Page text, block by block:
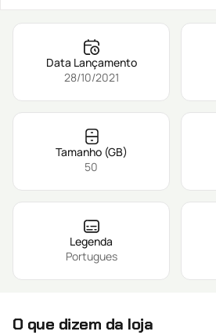
Data Lançamento
28/10/2021
Tamanho (GB)
50
Legenda
Portugues
O que dizem da loja